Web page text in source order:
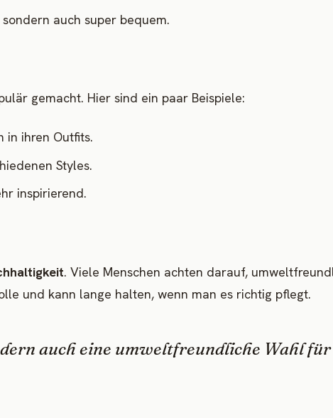
auch super bequem.
gemacht. Hier sind ein paar Beispiele:
in ihren Outfits.
Styles.
inspirierend.
. Viele Menschen achten darauf,
und kann lange halten, wenn man es richtig pflegt.
auch eine umweltfreundliche Wahl